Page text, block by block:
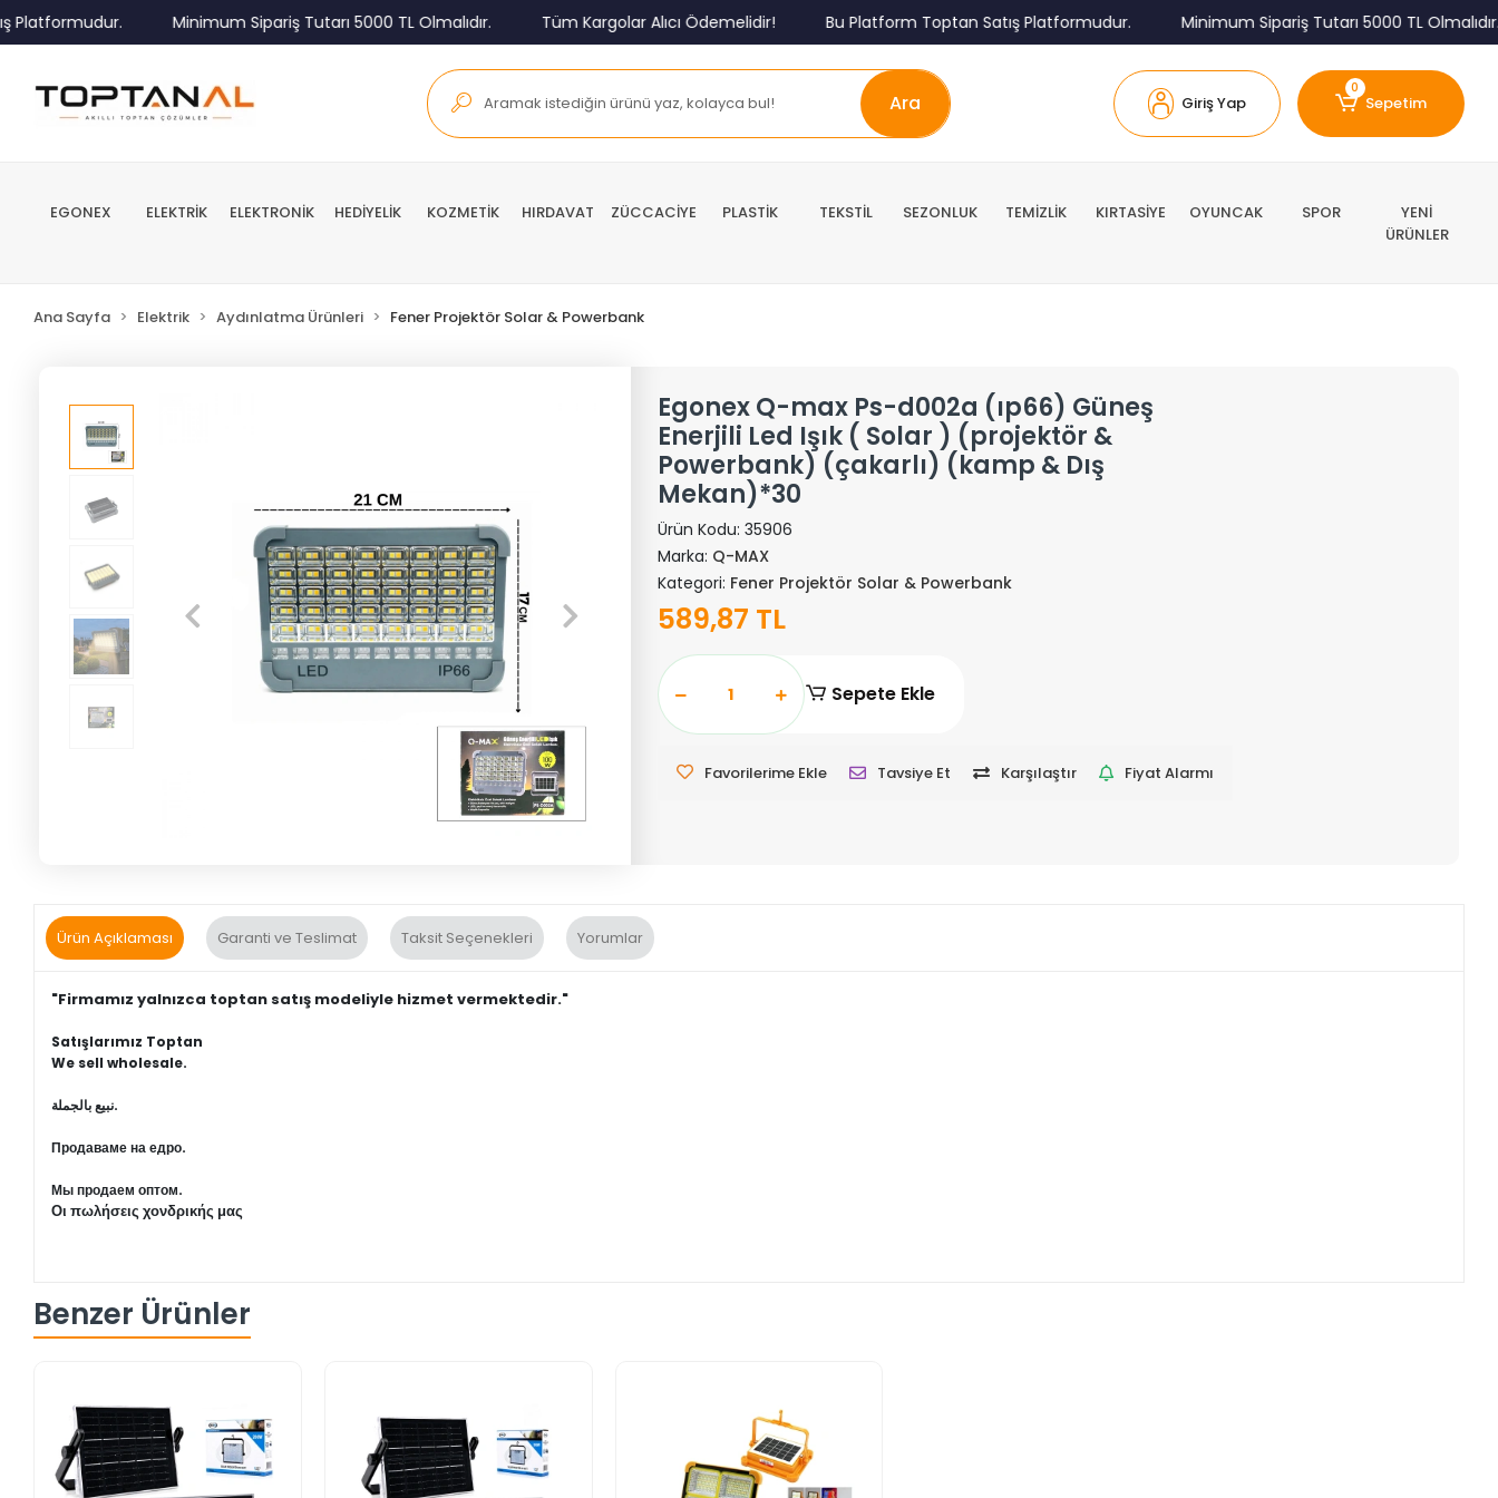
Minimum Sipariş Tutarı 5000 TL Olmalıdır. Tüm Kargolar Alıcı Ödemelidir! Bu Platform Toptan Satış Platformudur. Minimum Sipariş Tutarı 5000 TL Olmalıdır.
Ara Giriş Yap
0
Sepetim
EGONEX ELEKTRİK ELEKTRONİK HEDİYELİK KOZMETİK HIRDAVAT ZÜCCACİYE PLASTİK TEKSTİL SEZONLUK TEMİZLİK KIRTASİYE OYUNCAK SPOR
YENİ
ÜRÜNLER
Ana Sayfa Elektrik Aydınlatma Ürünleri Fener Projektör Solar & Powerbank
Egonex Q-max Ps-d002a (ıp66) Güneş
Enerjili Led Işık ( Solar ) (projektör &
Powerbank) (çakarlı) (kamp & Dış
Mekan)*30
Ürün Kodu: 35906
Marka: Q-MAX
Kategori: Fener Projektör Solar & Powerbank
589,87 TL
Sepete Ekle
Favorilerime Ekle Tavsiye Et Karşılaştır Fiyat Alarmı
Ürün Açıklaması Garanti ve Teslimat Taksit Seçenekleri Yorumlar
"Firmamız yalnızca toptan satış modeliyle hizmet vermektedir."
Satışlarımız Toptan
We sell wholesale.
نبيع بالجملة.
Продаваме на едро.
Мы продаем оптом.
Οι πωλήσεις χονδρικής μας
Benzer Ürünler